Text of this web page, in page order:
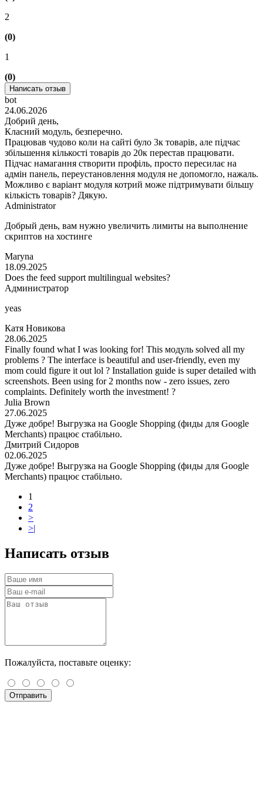
2
(0)
1
(0)
Написать отзыв
bot
24.06.2026
Добрий день,
Класний модуль, безперечно.
Працював чудово коли на сайті було 3к товарів, але підчас
збільшення кількості товарів до 20к перестав працювати.
Підчас намагання створити профіль, просто пересилає на
адмін панель, переустановлення модуля не допомогло, нажаль.
Можливо є варіант модуля котрий може підтримувати більшу
кількість товарів? Дякую.
Administrator
Добрый день, вам нужно увеличить лимиты на выполнение
скриптов на хостинге
Maryna
18.09.2025
Does the feed support multilingual websites?
Администратор
yeas
Катя Новикова
28.06.2025
Finally found what I was looking for! This модуль solved all my
problems ? The interface is beautiful and user-friendly, even my
mom could figure it out lol ? Installation guide is super detailed with
screenshots. Been using for 2 months now - zero issues, zero
complaints. Definitely worth the investment! ?
Julia Brown
27.06.2025
Дуже добре! Выгрузка на Google Shopping (фиды для Google
Merchants) працює стабільно.
Дмитрий Сидоров
02.06.2025
Дуже добре! Выгрузка на Google Shopping (фиды для Google
Merchants) працює стабільно.
1
2
>
>|
Написать отзыв
Пожалуйста, поставьте оценку:
Отправить